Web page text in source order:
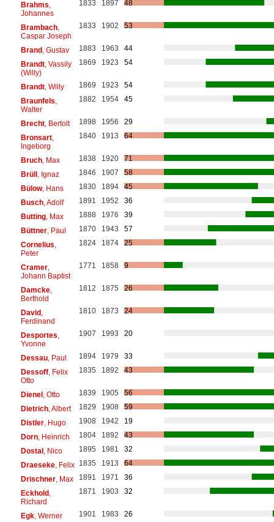
Brahms,
Johannes
1833 1897 48
Brambach,
Caspar Joseph
1833 1902 53
Brand , Gustav 1883 1963
44
Brandt, Vassily
(Willy)
1869 1923 54
Brandt, Willy 1869 1923
54
Braunfels,
Walter
1882 1954 45
Brecht, Bertolt 1898 1956
29
Bronsart,
Ingeborg
1840 1913 64
Bruch, Max 1838 1920
71
Brüll , Ignaz 1846 1907
58
Bülow, Hans 1830 1894
45
Busch, Adolf 1891 1952
36
Butting, Max 1888 1976
39
Büttner, Paul 1870 1943
57
Cornelius,
Peter
1824 1874 25
Cramer,
Johann Baptist
1771 1858 9
Damcke,
Berthold
1812 1875 26
David ,
Ferdinand
1810 1873 24
Desportes,
Yvonne
1907 1993 20
Dessau, Paul 1894 1979
33
Dessoff, Felix
Otto
1835 1892 43
Dienel , Otto 1839 1905
56
Dietrich, Albert 1829 1908
59
Distler, Hugo 1908 1942
19
Dorn, Heinrich 1804 1892
43
Dostal , Nico 1895 1981
32
Draeseke, Felix 1835 1913
64
Drischner, Max 1891 1971
36
Eckhold ,
Richard
1871 1903 32
Egk, Werner 1901 1983
26